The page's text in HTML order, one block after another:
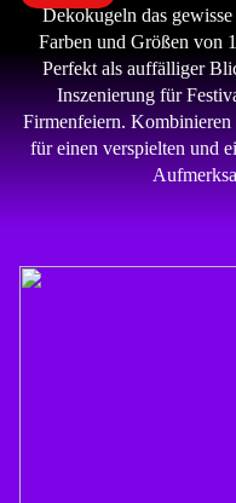
Dekokugeln das
Farben und Größen von
Perfekt als auffälliger
Inszenierung für
Firmenfeiern. Kombinieren
für einen verspielten und